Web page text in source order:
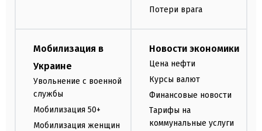
Потери врага
Мобилизация в
Украине
Увольнение с военной
службы
Мобилизация 50+
Мобилизация женщин
Новости экономики
Цена нефти
Курсы валют
Финансовые новости
Тарифы на
коммунальные услуги